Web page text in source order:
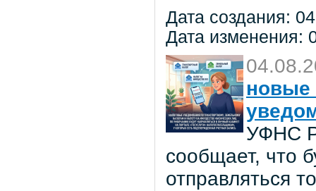
Дата создания:
Дата изменения:
новые
УФНС
сообщает, что
отправляться